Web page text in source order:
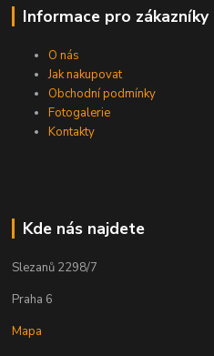
Informace pro zákazníky
O nás
Jak nakupovat
Obchodní podmínky
Fotogalerie
Kontakty
Kde nás najdete
Slezanů 2298/7
Praha 6
Mapa